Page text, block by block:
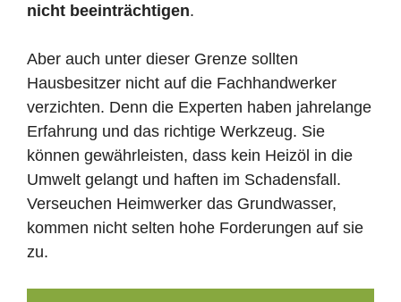
nicht beeinträchtigen.
Aber auch unter dieser Grenze sollten
Hausbesitzer nicht auf die Fachhandwerker
verzichten. Denn die Experten haben jahrelange
Erfahrung und das richtige Werkzeug. Sie
können gewährleisten, dass kein Heizöl in die
Umwelt gelangt und haften im Schadensfall.
Verseuchen Heimwerker das Grundwasser,
kommen nicht selten hohe Forderungen auf sie
zu.